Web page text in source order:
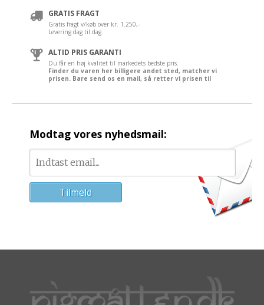
GRATIS FRAGT
Gratis fragt v/køb over kr. 1.250,-
Levering dag til dag.
ALTID PRIS GARANTI
Du får en høj kvalitet til markedets bedste pris.
Finder du varen her billigere andet sted, matcher vi
prisen. Bare send os en mail, så retter vi prisen til
Modtag vores nyhedsmail: